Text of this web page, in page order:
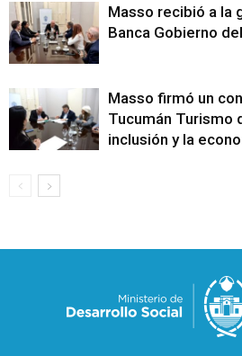
Masso recibió a la
Banca Gobierno
Masso firmó un
Tucumán Turismo
inclusión y la